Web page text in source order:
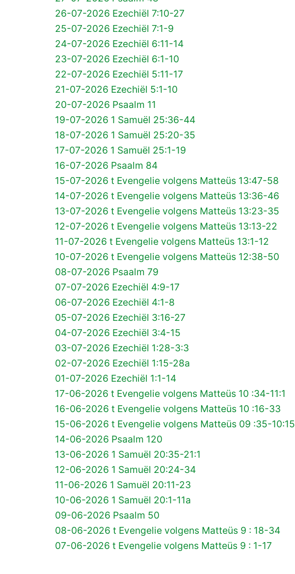
26-07-2026 Ezechiël 7:10-27
25-07-2026 Ezechiël 7:1-9
24-07-2026 Ezechiël 6:11-14
23-07-2026 Ezechiël 6:1-10
22-07-2026 Ezechiël 5:11-17
21-07-2026 Ezechiël 5:1-10
20-07-2026 Psaalm 11
19-07-2026 1 Samuël 25:36-44
18-07-2026 1 Samuël 25:20-35
17-07-2026 1 Samuël 25:1-19
16-07-2026 Psaalm 84
15-07-2026 t Evengelie volgens Matteüs 13:47-58
14-07-2026 t Evengelie volgens Matteüs 13:36-46
13-07-2026 t Evengelie volgens Matteüs 13:23-35
12-07-2026 t Evengelie volgens Matteüs 13:13-22
11-07-2026 t Evengelie volgens Matteüs 13:1-12
10-07-2026 t Evengelie volgens Matteüs 12:38-50
08-07-2026 Psaalm 79
07-07-2026 Ezechiël 4:9-17
06-07-2026 Ezechiël 4:1-8
05-07-2026 Ezechiël 3:16-27
04-07-2026 Ezechiël 3:4-15
03-07-2026 Ezechiël 1:28-3:3
02-07-2026 Ezechiël 1:15-28a
01-07-2026 Ezechiël 1:1-14
17-06-2026 t Evengelie volgens Matteüs 10 :34-11:1
16-06-2026 t Evengelie volgens Matteüs 10 :16-33
15-06-2026 t Evengelie volgens Matteüs 09 :35-10:15
14-06-2026 Psaalm 120
13-06-2026 1 Samuël 20:35-21:1
12-06-2026 1 Samuël 20:24-34
11-06-2026 1 Samuël 20:11-23
10-06-2026 1 Samuël 20:1-11a
09-06-2026 Psaalm 50
08-06-2026 t Evengelie volgens Matteüs 9 : 18-34
07-06-2026 t Evengelie volgens Matteüs 9 : 1-17